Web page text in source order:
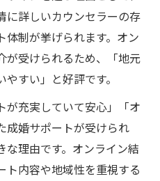
に詳しいカウンセラーの存
制が挙げられます。オン
が受けられるため、「地元
すい」と好評です。
が充実していて安心」「オ
成婚サポートが受けられ
な理由です。オンライン結
内容や地域性を重視する